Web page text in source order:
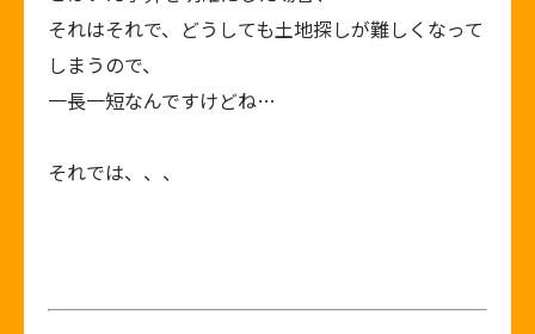
それはそれで、どうしても土地探しが難しくなって
しまうので、
一長一短なんですけどね…
それでは、、、